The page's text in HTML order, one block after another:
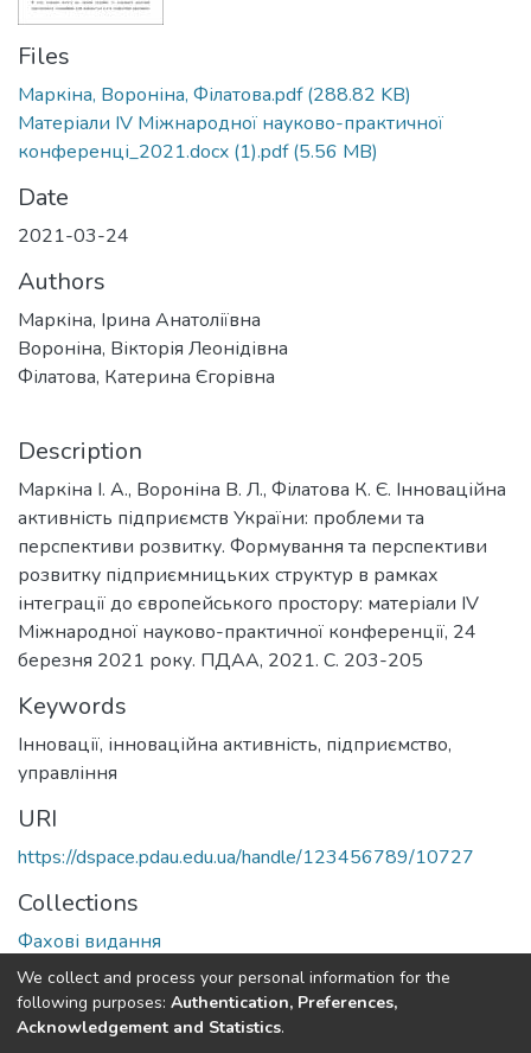
Files
Маркіна, Вороніна, Філатова.pdf(288.82 KB)
Матеріали ІV Міжнародної науково-практичної
конференці_2021.docx (1).pdf(5.56 MB)
Date
2021-03-24
Authors
Маркіна, Ірина Анатоліївна
Вороніна, Вікторія Леонідівна
Філатова, Катерина Єгорівна
Description
Маркіна І. А., Вороніна В. Л., Філатова К. Є. Інноваційна
активність підприємств України: проблеми та
перспективи розвитку. Формування та перспективи
розвитку підприємницьких структур в рамках
інтеграції до європейського простору: матеріали ІV
Міжнародної науково-практичної конференції, 24
березня 2021 року. ПДАА, 2021. С. 203-205
Keywords
Інновації, інноваційна активність, підприємство,
управління
URI
https://dspace.pdau.edu.ua/handle/123456789/10727
Collections
Фахові видання
Full item page
We collect and process your personal information for the
following purposes: Authentication, Preferences,
Acknowledgement and Statistics.